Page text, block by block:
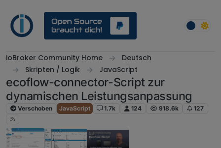
ioBroker Community Home
Deutsch
Skripten / Logik
JavaScript
ecoflow-connector-Script zur
dynamischen Leistungsanpassung
Verschoben JavaScript 1.7k 124 918.6k 127